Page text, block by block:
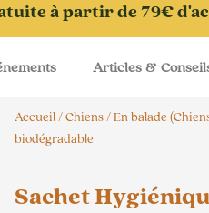
à partir de 79€
Articles &
Accueil/Chiens/En balade
biodégradable
Sachet